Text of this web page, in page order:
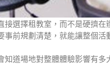
接選擇租教室，而不是硬擠
事前規劃清楚，就能讓整個活
知道場地對整體體驗影響有